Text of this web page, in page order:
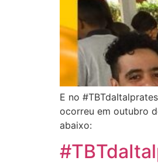
E no
ocorreu em outubro
abaixo: